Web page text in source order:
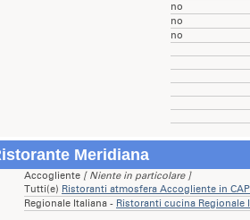
no
no
no
Meridiana
Accogliente [ Niente in particolare ]
Tutti(e) Ristoranti atmosfera Accogliente in
Regionale Italiana - Ristoranti cucina Regionale